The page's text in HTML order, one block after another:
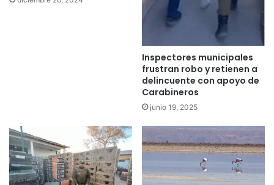
Inspectores municipales
frustran robo y retienen a
delincuente con apoyo de
Carabineros
junio 19, 2025